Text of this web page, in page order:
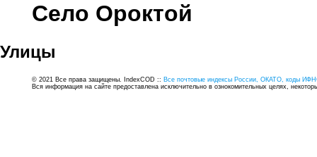
Село Ороктой
Улицы
© 2021 Все права защищены. IndexCOD :: Все почтовые индексы России, ОКАТО, коды
Вся информация на сайте предоставлена исключительно в ознокомительных целях,